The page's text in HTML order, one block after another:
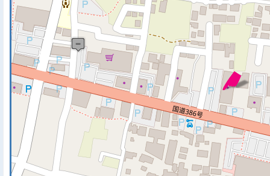
※ マップを検索、表示中